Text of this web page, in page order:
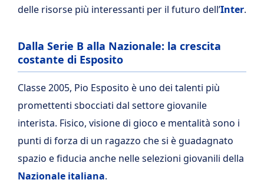
delle risorse più interessanti per il futuro dell’Inter.
Dalla Serie B alla Nazionale: la crescita
costante di Esposito
Classe 2005, Pio Esposito è uno dei talenti più
promettenti sbocciati dal settore giovanile
interista. Fisico, visione di gioco e mentalità sono i
punti di forza di un ragazzo che si è guadagnato
spazio e fiducia anche nelle selezioni giovanili della
Nazionale italiana.